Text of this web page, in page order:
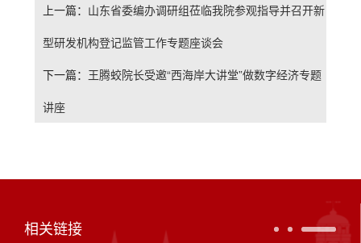
上一篇： 山东省委编办调研组莅临我院参观指导并召开新
型研发机构登记监管工作专题座谈会
下一篇： 王腾蛟院长受邀“西海岸大讲堂”做数字经济专题
讲座
相关链接